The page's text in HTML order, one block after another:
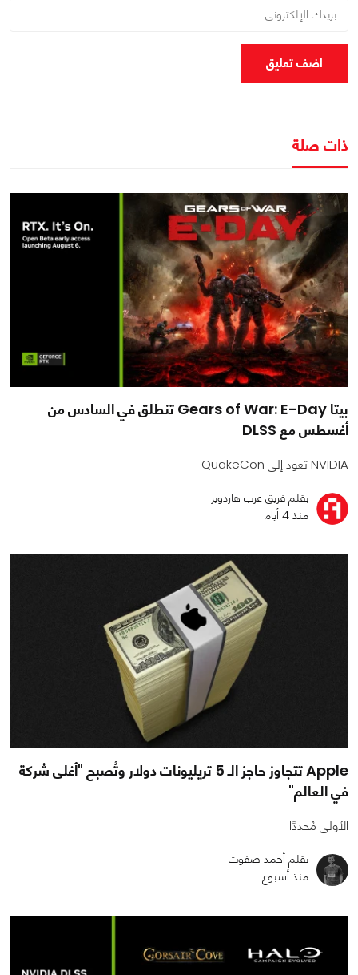
اضف تعليق
ذات صلة
بيتا Gears of War: E-Day تنطلق في السادس من
أغسطس مع DLSS
NVIDIA تعود إلى QuakeCon
بقلم فريق عرب هاردوير
منذ 4 أيام
Apple تتجاوز حاجز الـ 5 تريليونات دولار وتُصبح "أغلى شركة
في العالم"
الأولى مُجددًا
بقلم أحمد صفوت
منذ أسبوع